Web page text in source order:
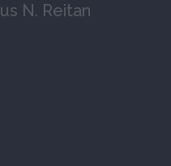
N. Reitan